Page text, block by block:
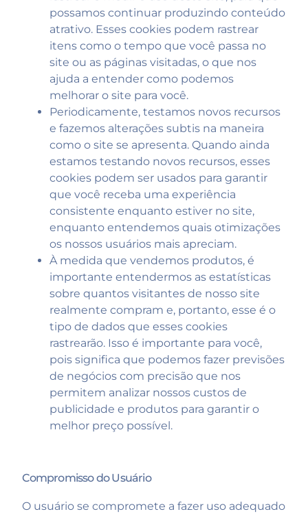
possamos continuar produzindo conteúdo
atrativo. Esses cookies podem rastrear
itens como o tempo que você passa no
site ou as páginas visitadas, o que nos
ajuda a entender como podemos
melhorar o site para você.
Periodicamente, testamos novos recursos
e fazemos alterações subtis na maneira
como o site se apresenta. Quando ainda
estamos testando novos recursos, esses
cookies podem ser usados ​​para garantir
que você receba uma experiência
consistente enquanto estiver no site,
enquanto entendemos quais otimizações
os nossos usuários mais apreciam.
À medida que vendemos produtos, é
importante entendermos as estatísticas
sobre quantos visitantes de nosso site
realmente compram e, portanto, esse é o
tipo de dados que esses cookies
rastrearão. Isso é importante para você,
pois significa que podemos fazer previsões
de negócios com precisão que nos
permitem analizar nossos custos de
publicidade e produtos para garantir o
melhor preço possível.
Compromisso do Usuário
O usuário se compromete a fazer uso adequado